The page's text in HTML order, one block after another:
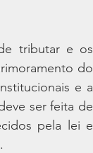
tributar e os
do
e a
ser feita de
pela lei e